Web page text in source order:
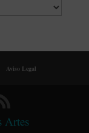
Aviso Legal
Artes